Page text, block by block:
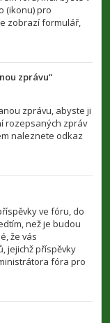
(ikonu) pro
zobrazí formulář,
zprávu“
zprávu, abyste ji
rozepsaných zpráv
naleznete odkaz
ve fóru, do
než je budou
že vás
jejichž příspěvky
fóra pro